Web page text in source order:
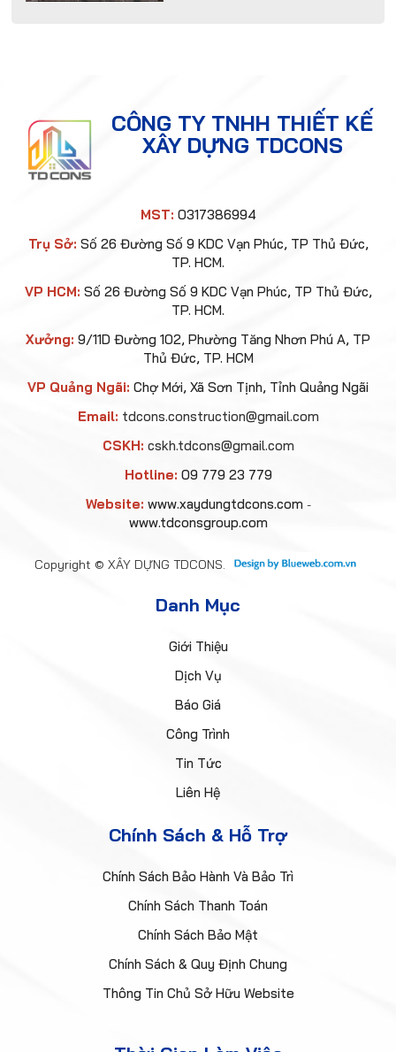
Xây Nhà Trọn Gói Tại TPHCM,
TDCONS GROUP Là Sự Lựa Chọn
Xây Dựng Nhà Phố Tại TP. Thủ
Đức - TDCONS sẽ luôn là lựa
tdcons
quan tâm đến điều gì
CÔNG TY TNHH THIẾT KẾ
XÂY DỰNG TDCONS
MST: 0317386994
Trụ Sở: Số 26 Đường Số 9 KDC Vạn Phúc, TP Thủ Đức,
TP. HCM.
VP HCM: Số 26 Đường Số 9 KDC Vạn Phúc, TP Thủ Đức,
TP. HCM.
Xưởng: 9/11D Đường 102, Phường Tăng Nhơn Phú A, TP
Thủ Đức, TP. HCM
VP Quảng Ngãi: Chợ Mới, Xã Sơn Tịnh, Tỉnh Quảng Ngãi
Email: tdcons.construction@gmail.com
CSKH: cskh.tdcons@gmail.com
Hotline: 09 779 23 779
Website: www.xaydungtdcons.com-
www.tdconsgroup.com
Copyright © XÂY DỰNG TDCONS.
Danh Mục
Giới Thiệu
Dịch Vụ
Báo Giá
Công Trình
Tin Tức
Liên Hệ
Chính Sách & Hỗ Trợ
Chính Sách Bảo Hành Và Bảo Trì
Chính Sách Thanh Toán
Chính Sách Bảo Mật
Chính Sách & Quy Định Chung
Thông Tin Chủ Sở Hữu Website